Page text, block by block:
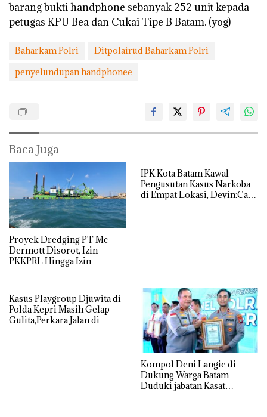
barang bukti handphone sebanyak 252 unit kepada
petugas KPU Bea dan Cukai Tipe B Batam. (yog)
Baharkam Polri
Ditpolairud Baharkam Polri
penyelundupan handphonee
Baca Juga
Proyek Dredging PT Mc
Dermott Disorot, Izin
PKKPRL Hingga Izin
IPK Kota Batam Kawal
Pengusutan Kasus Narkoba
di Empat Lokasi, Devin:Cari
Kasus Playgroup Djuwita di
Polda Kepri Masih Gelap
Gulita,Perkara Jalan di
Kompol Deni Langie di
Dukung Warga Batam
Duduki jabatan Kasat